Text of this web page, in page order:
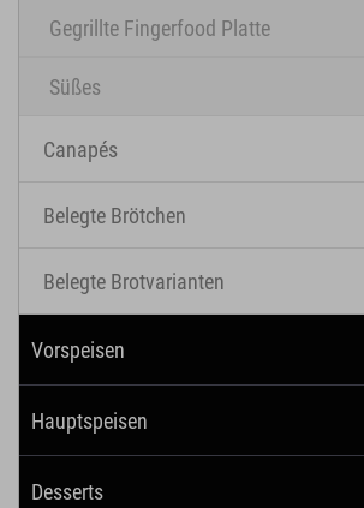
Gegrillte Fingerfood Platte
Süßes
Canapés
Belegte Brötchen
Belegte Brotvarianten
Vorspeisen
Hauptspeisen
Desserts